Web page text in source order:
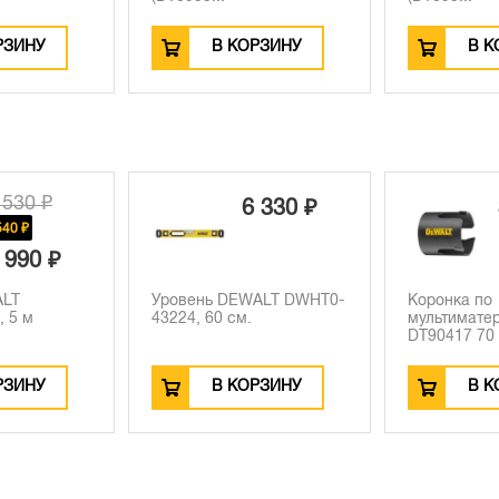
В КОРЗИНУ В
₽
₽
990 ₽
5 м
6 330 ₽
Уровень DEWALT DWHT0-
43224, 60 см.
В КОРЗИНУ
Коронка по
DT90417 70
В